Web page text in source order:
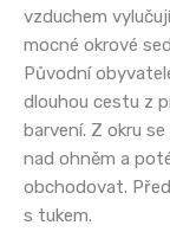
vzduchem
mocné okrové
Původní
dlouhou cestu z
barvení. Z okru
nad ohněm a
obchodovat.
s tukem.